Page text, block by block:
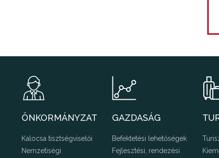
ÖNKORMÁNYZAT
Kalocsa tisztségviselői
Nemzetiségi
GAZDASÁG
Befektetési lehetőségek
Fejlesztési, rendezési